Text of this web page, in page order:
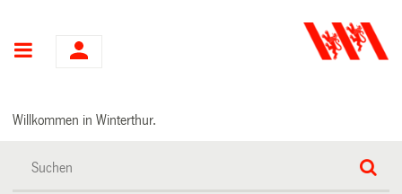
Hauptnavigation
Willkommen in Winterthur.